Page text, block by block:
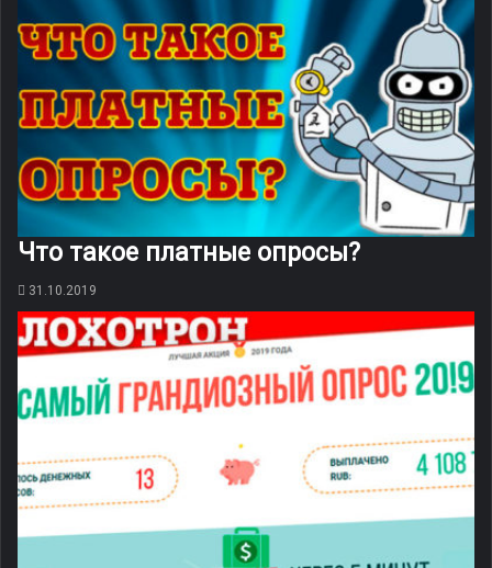
Что такое платные опросы?
31.10.2019